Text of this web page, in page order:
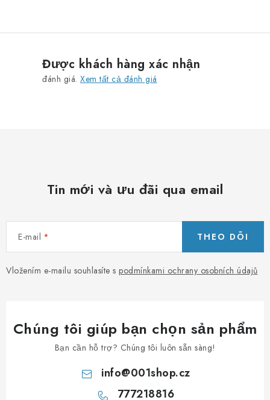
h
h
n
h
Được khách hàng xác nhận
đánh giá. Xem tất cả đánh giá
Tin mới và ưu đãi qua email
E-mail
Vložením e-mailu souhlasíte s podmínkami ochrany osobních údajů
THEO DÕI
Chúng tôi giúp bạn chọn sản phẩm
Bạn cần hỗ trợ? Chúng tôi luôn sẵn sàng!
info@001shop.cz
777218816